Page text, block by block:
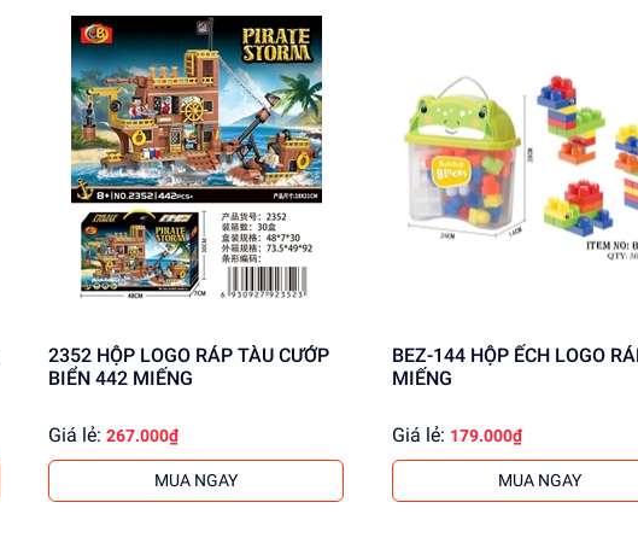
2352 HỘP LOGO RÁP TÀU CƯỚP
BIỂN 442 MIẾNG
Giá lẻ: 267.000₫
MUA NGAY
BEZ-144 HỘP ẾCH LOGO RÁP 35
MIẾNG
Giá lẻ: 179.000₫
MUA NGAY